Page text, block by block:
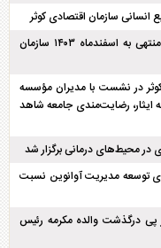
انسانی سازمان اقتصادی کوثر
مجمع عمومی عادی بطور فوق‌العاده سال مالی منتهی به اسفند‌ماه ۱۴۰۳ سازمان
در نشست با مدیران مؤسسه
ایثار، رضایت‌مندی جامعه شاهد
محیط‌های درمانی برگزار شد
توسعه مدیریت آوانوین نسبت
پی درگذشت والده مکرمه رئیس